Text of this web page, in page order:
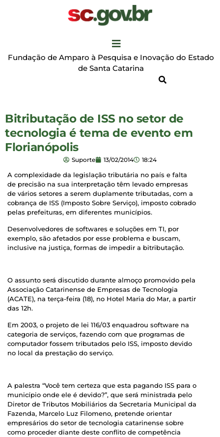
Fundação de Amparo à Pesquisa e Inovação do Estado
de Santa Catarina
Bitributação de ISS no setor de
tecnologia é tema de evento em
Florianópolis
Suporte 13/02/2014 18:24
A complexidade da legislação tributária no país e falta
de precisão na sua interpretação têm levado empresas
de vários setores a serem duplamente tributadas, com a
cobrança de ISS (Imposto Sobre Serviço), imposto cobrado
pelas prefeituras, em diferentes municípios.
Desenvolvedores de softwares e soluções em TI, por
exemplo, são afetados por esse problema e buscam,
inclusive na justiça, formas de impedir a bitributação.
O assunto será discutido durante almoço promovido pela
Associação Catarinense de Empresas de Tecnologia
(ACATE), na terça-feira (18), no Hotel Maria do Mar, a partir
das 12h.
Em 2003, o projeto de lei 116/03 enquadrou software na
categoria de serviços, fazendo com que programas de
computador fossem tributados pelo ISS, imposto devido
no local da prestação do serviço.
A palestra “Você tem certeza que esta pagando ISS para o
município onde ele é devido?”, que será ministrada pelo
Diretor de Tributos Mobiliários da Secretaria Municipal da
Fazenda, Marcelo Luz Filomeno, pretende orientar
empresários do setor de tecnologia catarinense sobre
como proceder diante deste conflito de competência